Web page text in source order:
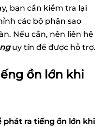
bạn cần kiểm tra lại
các bộ phận sao
Nếu cần, nên liên hệ
uy tín để được hỗ trợ.
ồn lớn khi
phát ra tiếng ồn lớn khi